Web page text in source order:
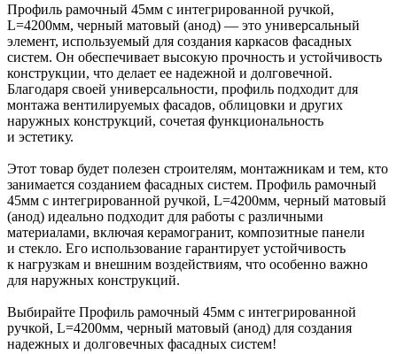
Профиль рамочный 45мм с интегрированной ручкой,
L=4200мм, черный матовый (анод) — это универсальный
элемент, используемый для создания каркасов фасадных
систем. Он обеспечивает высокую прочность и устойчивость
конструкции, что делает ее надежной и долговечной.
Благодаря своей универсальности, профиль подходит для
монтажа вентилируемых фасадов, облицовки и других
наружных конструкций, сочетая функциональность
и эстетику.
Этот товар будет полезен строителям, монтажникам и тем, кто
занимается созданием фасадных систем. Профиль рамочный
45мм с интегрированной ручкой, L=4200мм, черный матовый
(анод) идеально подходит для работы с различными
материалами, включая керамогранит, композитные панели
и стекло. Его использование гарантирует устойчивость
к нагрузкам и внешним воздействиям, что особенно важно
для наружных конструкций.
Выбирайте Профиль рамочный 45мм с интегрированной
ручкой, L=4200мм, черный матовый (анод) для создания
надежных и долговечных фасадных систем!